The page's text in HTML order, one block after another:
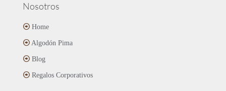
Nosotros
Home
Algodón Pima
Blog
Regalos Corporativos